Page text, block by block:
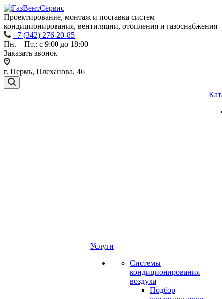
Проектирование, монтаж и поставка систем
кондиционирования, вентиляции, отопления и газоснабжения
+7 (342) 276-20-85
Пн. – Пт.: с 9:00 до 18:00
Заказать звонок
г. Пермь, Плеханова, 46
Услуги
Системы
кондиционирования
воздуха
Подбор